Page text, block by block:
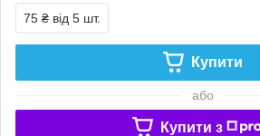
75 ₴ від 5 шт.
Купити
або
Купити з